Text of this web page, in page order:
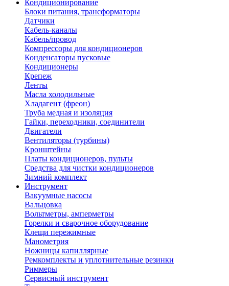
Кондиционирование
Блоки питания, трансформаторы
Датчики
Кабель-каналы
Кабель/провод
Компрессоры для кондиционеров
Конденсаторы пусковые
Кондиционеры
Крепеж
Ленты
Масла холодильные
Хладагент (фреон)
Труба медная и изоляция
Гайки, переходники, соединители
Двигатели
Вентиляторы (турбины)
Кронштейны
Платы кондиционеров, пульты
Средства для чистки кондиционеров
Зимний комплект
Инструмент
Вакуумные насосы
Вальцовка
Вольтметры, амперметры
Горелки и сварочное оборудование
Клещи пережимные
Манометрия
Ножницы капиллярные
Ремкомплекты и уплотнительные резинки
Риммеры
Сервисный инструмент